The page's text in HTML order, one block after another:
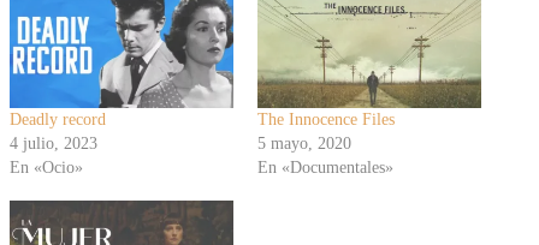
Deadly record
4 julio, 2023
En «Ocio»
The Innocence Files
5 mayo, 2020
En «Documentales»